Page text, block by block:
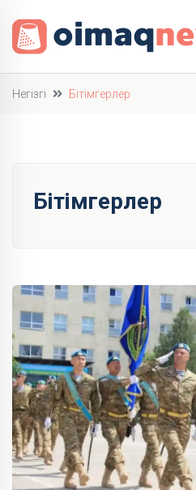
Негізгі Бітімгерлер
Бітімгерлер